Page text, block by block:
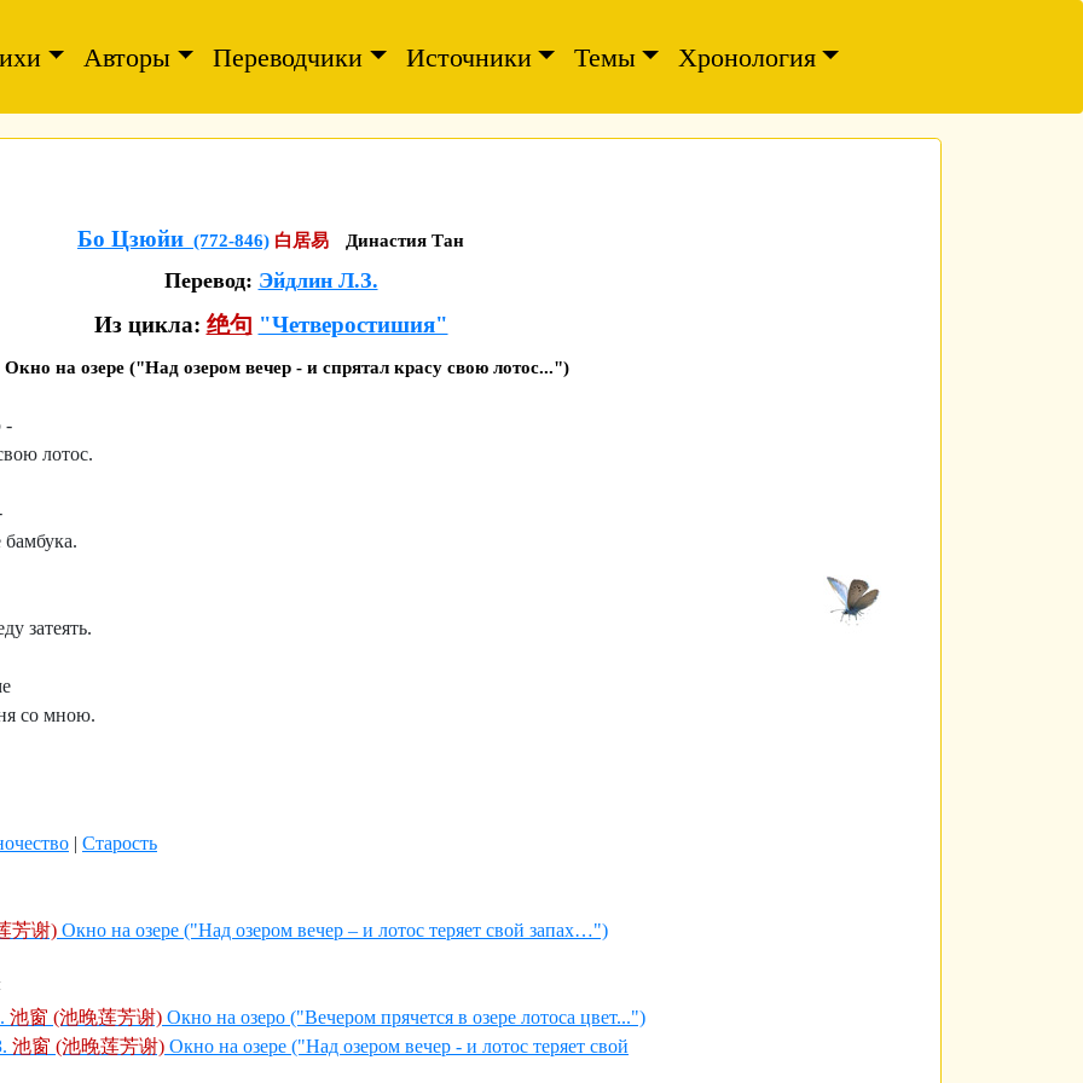
Авторы Переводчики Источники Темы Хронология
Бо Цзюйи (772-846) 白居易 Династия Тан
Перевод: Эйдлин Л.З.
Из цикла: 绝句 "Четверостишия"
Окно на озере ("Над озером вечер - и спрятал красу свою лотос...")
-
лотос.
бамбука.
затеять.
со мною.
| Старость
芳谢) Окно на озере ("Над озером вечер – и лотос теряет свой запах…")
池窗 (池晚莲芳谢) Окно на озеро ("Вечером прячется в озере лотоса цвет...")
池窗 (池晚莲芳谢) Окно на озере ("Над озером вечер - и лотос теряет свой